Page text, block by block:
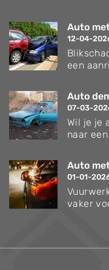
Auto
12-04-
een
Auto
07-03-
Wil je je
naar
Auto
01-01-
vaker